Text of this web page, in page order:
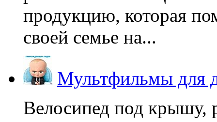
продукцию, которая
своей семье на...
Мультфильмы для
Велосипед под крышу,